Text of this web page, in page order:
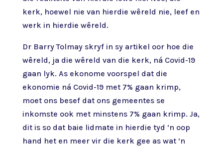
kerk, hoewel nie van hierdie wêreld nie, leef en
werk in hierdie wêreld.
Dr Barry Tolmay skryf in sy artikel oor hoe die
wêreld, ja die wêreld van die kerk, ná Covid-19
gaan lyk. As ekonome voorspel dat die
ekonomie ná Covid-19 met 7% gaan krimp,
moet ons besef dat ons gemeentes se
inkomste ook met minstens 7% gaan krimp. Ja,
dit is so dat baie lidmate in hierdie tyd ’n oop
hand het en meer vir die kerk gee as wat ’n